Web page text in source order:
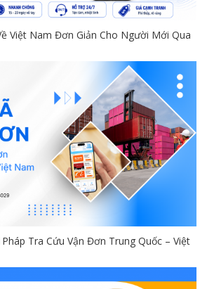
Việt Nam Đơn Giản Cho Người Mới Qua
Tra Cứu Vận Đơn Trung Quốc – Việt